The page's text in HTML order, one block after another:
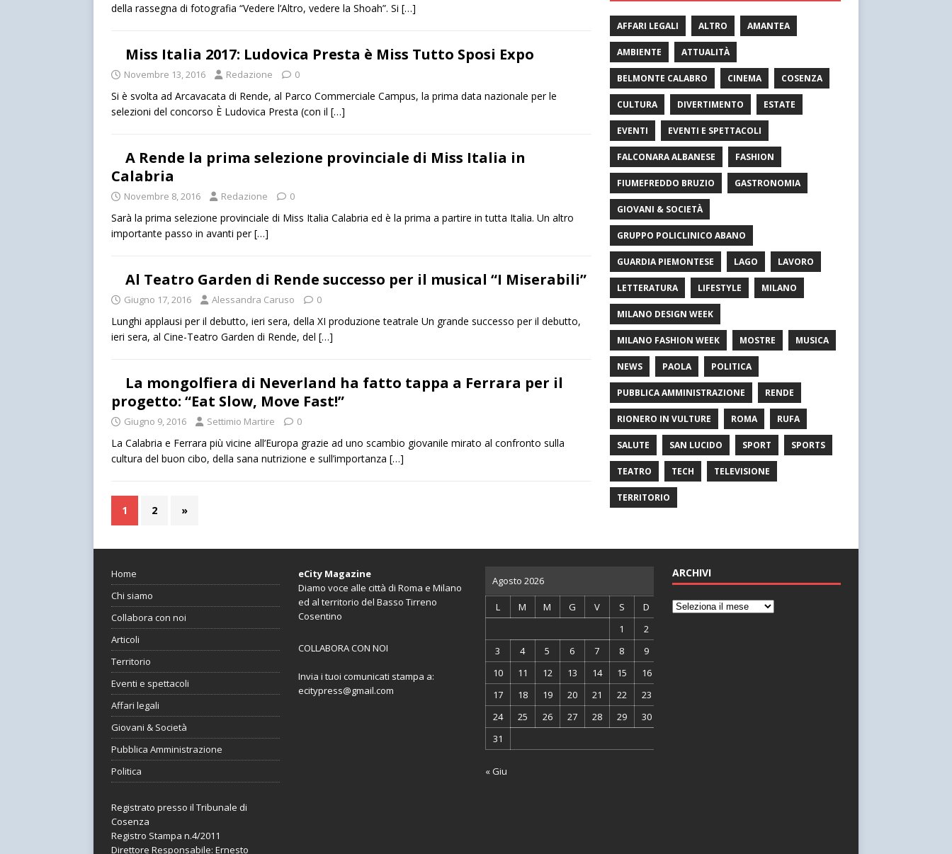
della rassegna di fotografia “Vedere l’Altro, vedere la Shoah”. Si […]
Miss Italia 2017: Ludovica Presta è Miss Tutto Sposi Expo
Novembre 13, 2016 Redazione 0
Si è svolta ad Arcavacata di Rende, al Parco Commerciale Campus, la prima data nazionale per le
selezioni del concorso È Ludovica Presta (con il […]
A Rende la prima selezione provinciale di Miss Italia in
Calabria
Novembre 8, 2016 Redazione 0
Sarà la prima selezione provinciale di Miss Italia Calabria ed è la prima a partire in tutta Italia. Un altro
importante passo in avanti per[…]
Al Teatro Garden di Rende successo per il musical “I Miserabili”
Giugno 17, 2016 Alessandra Caruso 0
Lunghi applausi per il debutto, ieri sera, della XI produzione teatrale Un grande successo per il debutto,
ieri sera, al Cine-Teatro Garden di Rende, del […]
La mongolfiera di Neverland ha fatto tappa a Ferrara per il
progetto: “Eat Slow, Move Fast!”
Giugno 9, 2016 Settimio Martire 0
La Calabria e Ferrara più vicine all’Europa grazie ad uno scambio giovanile mirato al confronto sulla
cultura del buon cibo, della sana nutrizione e sull’importanza […]
1 2 »
AFFARI LEGALI ALTRO AMANTEA
AMBIENTE ATTUALITÀ
BELMONTE CALABRO CINEMA COSENZA
CULTURA DIVERTIMENTO ESTATE
EVENTI EVENTI E SPETTACOLI
FALCONARA ALBANESE FASHION
FIUMEFREDDO BRUZIO GASTRONOMIA
GIOVANI & SOCIETÀ
GRUPPO POLICLINICO ABANO
GUARDIA PIEMONTESE LAGO LAVORO
LETTERATURA LIFESTYLE MILANO
MILANO DESIGN WEEK
MILANO FASHION WEEK MOSTRE MUSICA
NEWS PAOLA POLITICA
PUBBLICA AMMINISTRAZIONE RENDE
RIONERO IN VULTURE ROMA RUFA
SALUTE SAN LUCIDO SPORT SPORTS
TEATRO TECH TELEVISIONE
TERRITORIO
Home
Chi siamo
Collabora con noi
Articoli
Territorio
Eventi e spettacoli
Affari legali
Giovani & Società
Pubblica Amministrazione
Politica
Registrato presso il Tribunale di
Cosenza
Registro Stampa n.4/2011
Direttore Responsabile: Ernesto
eCity Magazine
Diamo voce alle città di Roma e Milano
ed al territorio del Basso Tirreno
Cosentino
COLLABORA CON NOI
Invia i tuoi comunicati stampa a:
ecitypress@gmail.com
Agosto 2026
L M M G V S
D
1
2
3
4 5 6 7 8
9
10
11 12 13 14 15
16
17
18 19 20 21 22
23
24
25 26 27 28 29
30
31
« Giu
ARCHIVI